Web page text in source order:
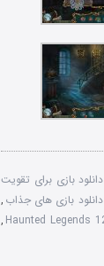
دانلود بازی برای تقويت
دانلود بازی های جذاب ,
,